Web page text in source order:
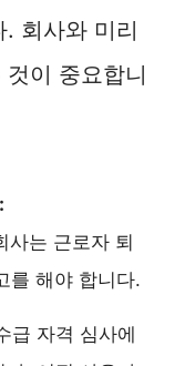
회사와 미리
이 중요합니
사는 근로자 퇴
를 해야 합니다.
급 자격 심사에